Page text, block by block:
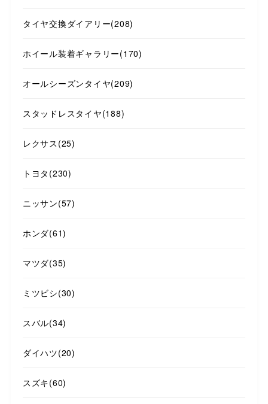
タイヤ交換ダイアリー(208)
ホイール装着ギャラリー(170)
オールシーズンタイヤ(209)
スタッドレスタイヤ(188)
レクサス (25)
トヨタ (230)
ニッサン(57)
ホンダ(61)
マツダ(35)
ミツビシ(30)
スバル(34)
ダイハツ(20)
スズキ(60)